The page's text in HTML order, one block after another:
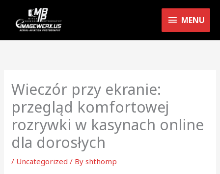
content
MENU
MENU
Wieczór przy ekranie:
przegląd komfortowej
rozrywki w kasynach online
dla dorosłych
/ Uncategorized / Byshthomp